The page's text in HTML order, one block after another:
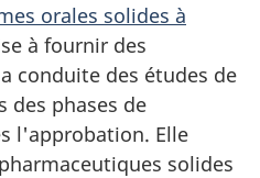
orales solides à
à fournir des
conduite des études de
des phases de
l'approbation. Elle
solides